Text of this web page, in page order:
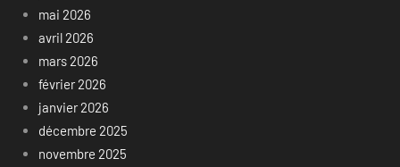
mai 2026
avril 2026
mars 2026
février 2026
janvier 2026
décembre 2025
novembre 2025